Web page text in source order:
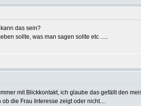
das sein?
sollte, was man sagen sollte etc .....
mit Blickkontakt, ich glaube das gefällt den
die Frau Interesse zeigt oder nicht....